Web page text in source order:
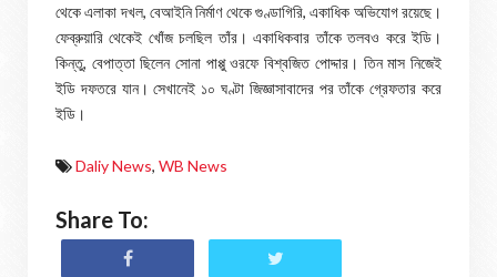
থেকে এলাকা দখল, বেআইনি নির্মাণ থেকে গুণ্ডাগিরি, একাধিক অভিযোগ রয়েছে।
ফেব্রুয়ারি থেকেই খোঁজ চলছিল তাঁর। একাধিকবার তাঁকে তলবও করে ইডি।
কিন্তু, বেপাত্তা ছিলেন সোনা পাপ্পু ওরফে বিশ্বজিত পোদ্দার। তিন মাস নিজেই
ইডি দফতরে যান। সেখানেই ১০ ঘণ্টা জিজ্ঞাসাবাদের পর তাঁকে গ্রেফতার করে
ইডি।
Daliy News, WB News
Share To: